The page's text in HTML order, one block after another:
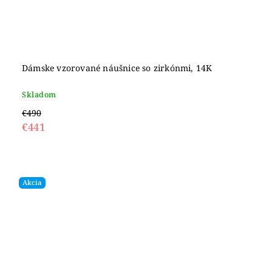
Dámske vzorované náušnice so zirkónmi, 14K
Skladom
€490
€441
Akcia